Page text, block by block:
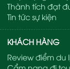
Thành tích đạt
Tin tức sự kiện
KHÁCH HÀNG
Review điểm du